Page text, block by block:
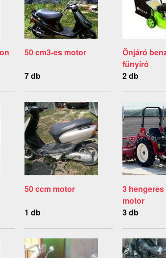
50 cm3-es motor
7 db
Önjáró
fűnyíró
2 db
50 ccm motor
1 db
3
motor
3 db